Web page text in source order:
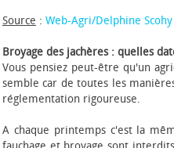
Source : Web-Agri/Delphine Scohy
Broyage des jachères : quelles
Vous pensiez peut-être qu'un
semble car de toutes les
réglementation rigoureuse.
A chaque printemps c'est la